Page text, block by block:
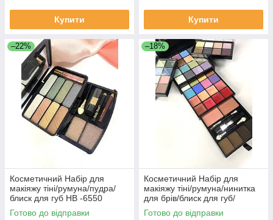
Купити Купити
–22%
Косметичний Набір для
макіяжу тіні/румуна/пудра/
блиск для губ НВ -6550
Готово до відправки
–18%
Косметичний Набір для
макіяжу тіні/румуна/нинитка
для брів/блиск для губ/
палістру для макіяжу
Готово до відправки